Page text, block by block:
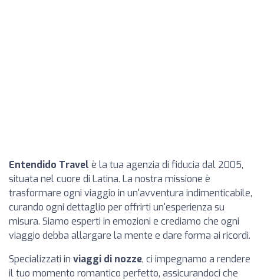
Entendido Travel è la tua agenzia di fiducia dal 2005,
situata nel cuore di Latina. La nostra missione è
trasformare ogni viaggio in un'avventura indimenticabile,
curando ogni dettaglio per offrirti un'esperienza su
misura. Siamo esperti in emozioni e crediamo che ogni
viaggio debba allargare la mente e dare forma ai ricordi.
Specializzati in viaggi di nozze, ci impegnamo a rendere
il tuo momento romantico perfetto, assicurandoci che